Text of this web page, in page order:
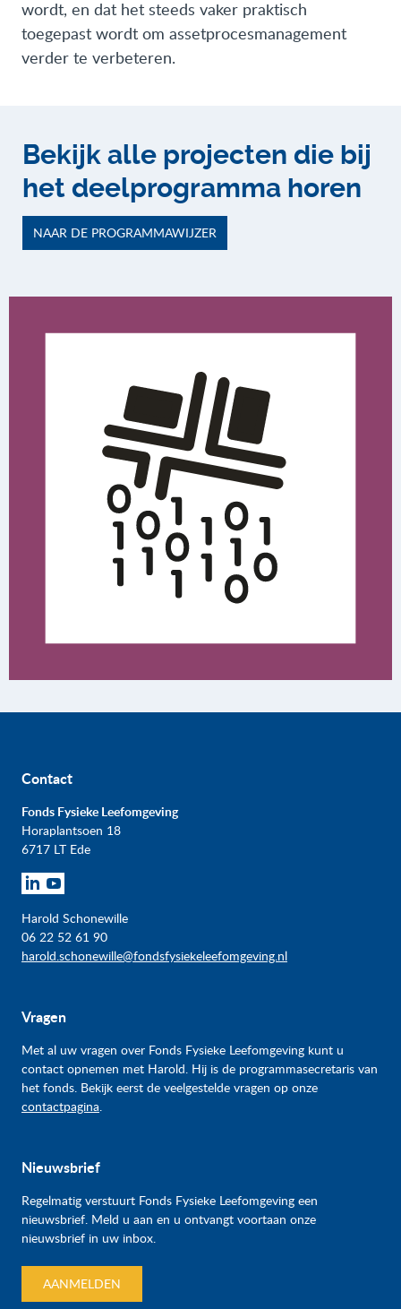
wordt, en dat het steeds vaker praktisch
toegepast wordt om assetprocesmanagement
verder te verbeteren.
Bekijk alle projecten die bij
het deelprogramma horen
NAAR DE PROGRAMMAWIJZER
Contact
Fonds Fysieke Leefomgeving
Horaplantsoen 18
6717 LT Ede
Harold Schonewille
06 22 52 61 90
harold.schonewille@fondsfysiekeleefomgeving.nl
Vragen
Met al uw vragen over Fonds Fysieke Leefomgeving kunt u
contact opnemen met Harold. Hij is de programmasecretaris van
het fonds. Bekijk eerst de veelgestelde vragen op onze
contactpagina.
Nieuwsbrief
Regelmatig verstuurt Fonds Fysieke Leefomgeving een
nieuwsbrief. Meld u aan en u ontvangt voortaan onze
nieuwsbrief in uw inbox.
AANMELDEN